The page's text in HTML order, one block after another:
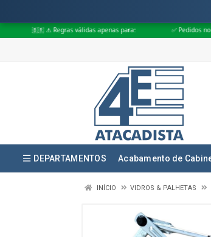
válidas apenas para: ✅ Pedidos no interior de Goiás
DEPARTAMENTOS Acabamento de
INÍCIO VIDROS & PALHETAS